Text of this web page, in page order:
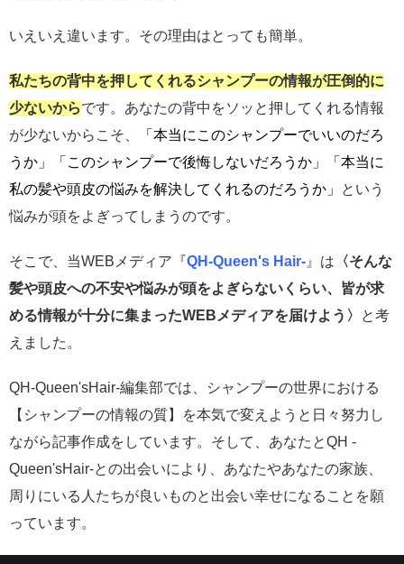
いえいえ違います。その理由はとっても簡単。
私たちの背中を押してくれるシャンプーの情報が圧倒的に
少ないからです。あなたの背中をソッと押してくれる情報
が少ないからこそ、
「本当にこのシャンプーでいいのだろ
うか」
「このシャンプーで後悔しないだろうか」「本当に
私の髪や頭皮の悩みを解決してくれるのだろうか」
という
悩みが頭をよぎってしまうのです。
そこで、当WEBメディア『QH-Queen's Hair- 』は 〈そんな
髪や頭皮への不安や悩みが頭をよぎらないくらい、皆が求
める情報が十分に集まったWEBメディアを届けよう〉
と考
えました。
QH-Queen'sHair-編集部では、シャンプーの世界における
【シャンプーの情報の質】を本気で変えようと日々努力し
ながら記事作成をしています。そして、あなたとQH -
Queen'sHair-との出会いにより、あなたやあなたの家族、
周りにいる人たちが良いものと出会い幸せになることを願
っています。